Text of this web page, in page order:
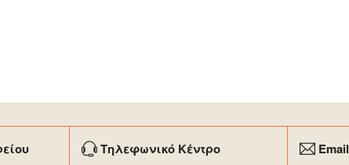
Τηλεφωνικό Κέντρο Email